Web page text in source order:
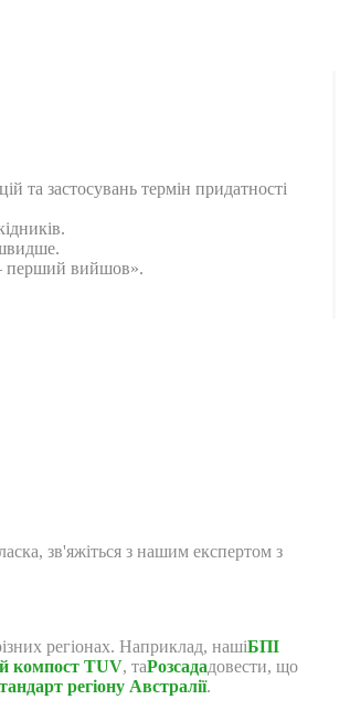
та застосувань термін придатності
перший вийшов».
зв'яжіться з нашим експертом з
регіонах. Наприклад, нашіБПІ
компост TUV, таРозсададовести, що
регіону Австралії.